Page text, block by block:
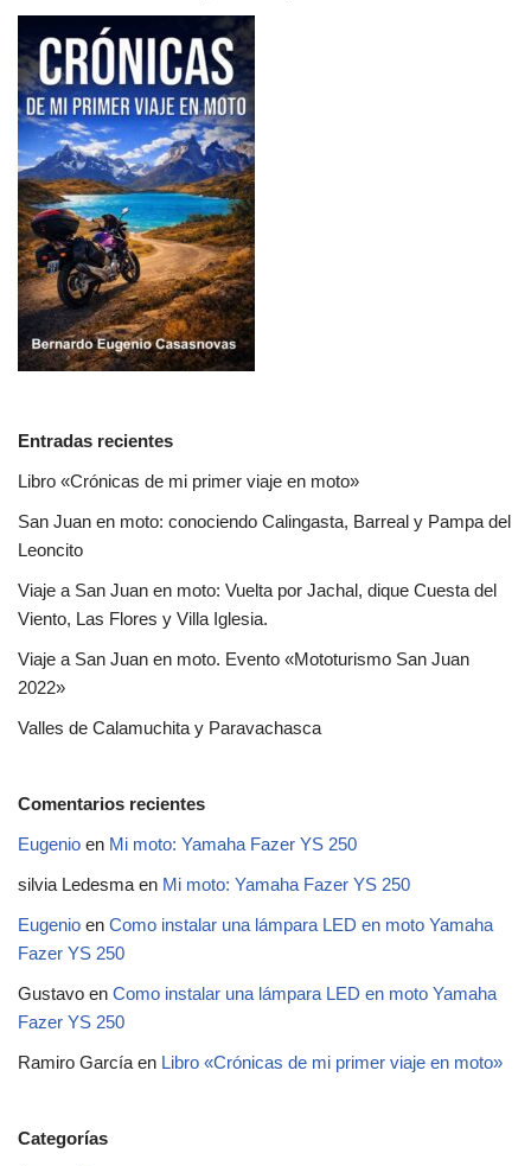
Entradas recientes
Libro «Crónicas de mi primer viaje en moto»
San Juan en moto: conociendo Calingasta, Barreal y Pampa del
Leoncito
Viaje a San Juan en moto: Vuelta por Jachal, dique Cuesta del
Viento, Las Flores y Villa Iglesia.
Viaje a San Juan en moto. Evento «Mototurismo San Juan
2022»
Valles de Calamuchita y Paravachasca
Comentarios recientes
Eugenio en Mi moto: Yamaha Fazer YS 250
silvia Ledesma en Mi moto: Yamaha Fazer YS 250
Eugenio en Como instalar una lámpara LED en moto Yamaha
Fazer YS 250
Gustavo en Como instalar una lámpara LED en moto Yamaha
Fazer YS 250
Ramiro García en Libro «Crónicas de mi primer viaje en moto»
Categorías